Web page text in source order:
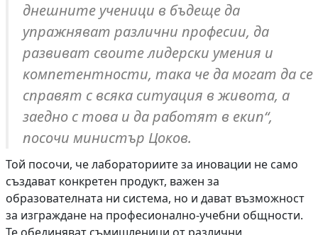
днешните ученици в бъдеще да
упражняват различни професии, да
развиват своите лидерски умения и
компетентности, така че да могат да се
справят с всяка ситуация в живота, а
заедно с това и да работят в екип“,
посочи министър Цоков.
Той посочи, че лабораториите за иновации не само
създават конкретен продукт, важен за
образователната ни система, но и дават възможност
за изграждане на професионално-учебни общности.